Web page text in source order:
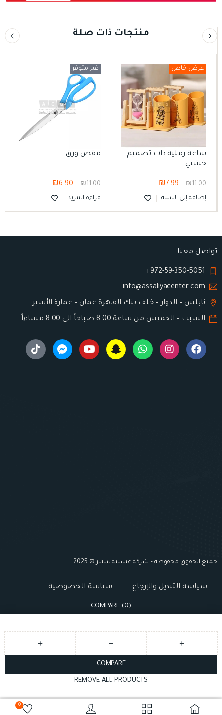
0
منتجات ذات صلة
ساعة رملية ذات تصميم
خشبي
عرض خاص
₪11.00
₪7.99
إضافة إلى السلة
مقص ورق
غير متوفر
₪11.00
₪6.90
قراءة المزيد
تواصل معنا
972-59-350-5051+
info@assaliyacenter.com
نابلس – الدوار – خلف بنك القاهرة عمان – عمارة الأسير
السبت – الخميس من ساعة 8:00 صباحاً الى 8:00 مساءاً
جميع الحقوق محفوظة – شركة عسليه سنتر © 2025
سياسة التبديل والإرجاع سياسة الخصوصية
COMPARE (0)
COMPARE
REMOVE ALL PRODUCTS